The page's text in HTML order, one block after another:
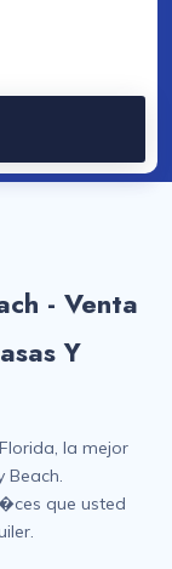
- Venta
Y
la mejor
Beach.
que usted